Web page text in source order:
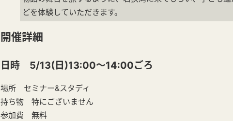
どを体験していただきます。
開催詳細
日時 5/13(日)13:00～14:00ごろ
場所 セミナー&スタディ
持ち物 特にございません
参加費 無料